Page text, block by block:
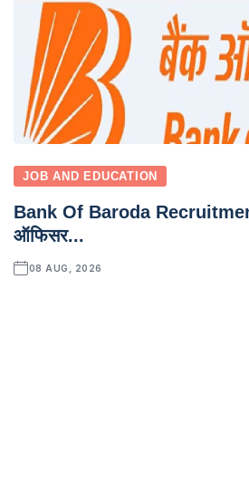
JOB AND EDUCATION
Bank Of Baroda
ऑफिसर...
08 AUG, 2026